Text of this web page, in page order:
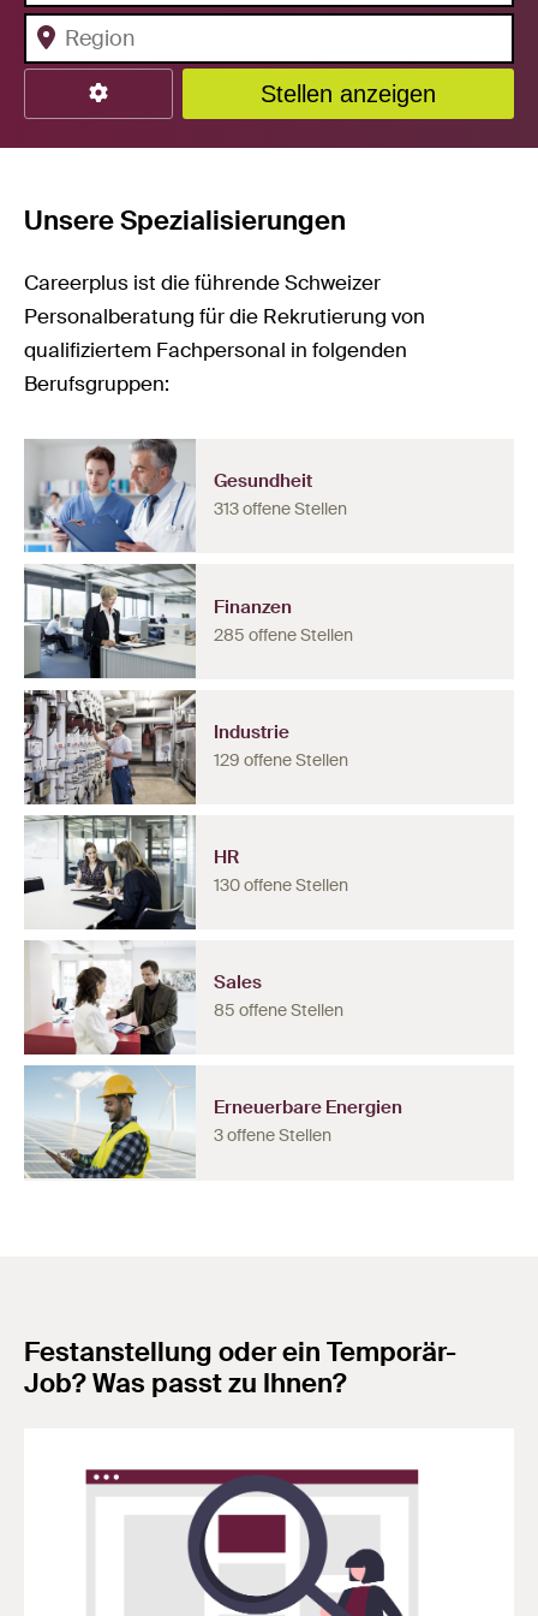
Stellen anzeigen
Unsere Spezialisierungen
Careerplus ist die führende Schweizer
Personalberatung für die Rekrutierung von
qualifiziertem Fachpersonal in folgenden
Berufsgruppen:
Gesundheit
313 offene Stellen
Finanzen
285 offene Stellen
Industrie
129 offene Stellen
HR
130 offene Stellen
Sales
85 offene Stellen
Erneuerbare Energien
3 offene Stellen
Festanstellung oder ein Temporär-
Job? Was passt zu Ihnen?